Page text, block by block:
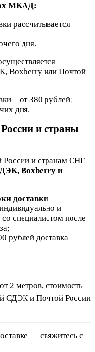
МКАД:
рассчитывается
дня.
Boxberry или Почтой
– от 380 рублей;
дня.
и страны
России и странам СНГ
Boxberry и
доставки
и
специалистом после
рублей доставка
2 метров, стоимость
СДЭК и Почтой России
— свяжитесь с